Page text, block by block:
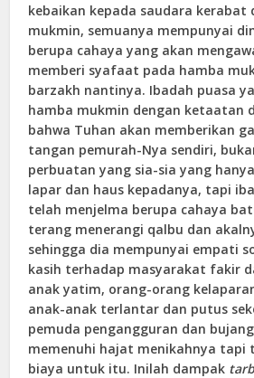
kebaikan kepada saudara kerabat
mukmin, semuanya mempunyai
berupa cahaya yang akan
memberi syafaat pada hamba
barzakh nantinya. Ibadah puasa
hamba mukmin dengan ketaatan
bahwa Tuhan akan memberikan
tangan pemurah-Nya sendiri,
perbuatan yang sia-sia yang
lapar dan haus kepadanya, tapi
telah menjelma berupa cahaya
terang menerangi qalbu dan
sehingga dia mempunyai empati
kasih terhadap masyarakat fakir
anak yatim, orang-orang
anak-anak terlantar dan putus
pemuda pengangguran dan
memenuhi hajat menikahnya tapi
biaya untuk itu. Inilah dampak